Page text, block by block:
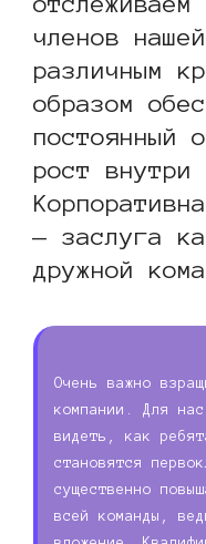
членов
различным
образом
постоянный
рост внутри
— заслуга
дружной
Очень важно
компании. Для
видеть, как
становятся
существенно
всей команды,